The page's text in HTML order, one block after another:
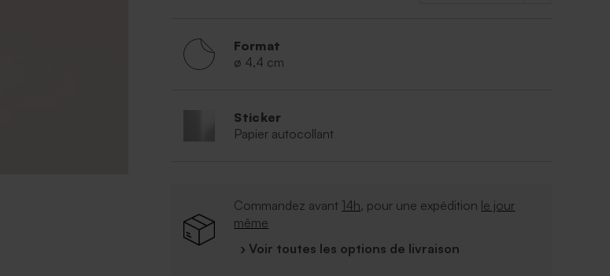
Format
ø 4,4 cm
Sticker
Papier autocollant
Commandez avant 14h, pour une expédition le jour
même
› Voir toutes les options de livraison